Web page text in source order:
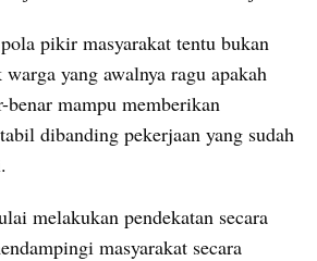
pikir masyarakat tentu bukan
yang awalnya ragu apakah
benar mampu memberikan
dibanding pekerjaan yang sudah
melakukan pendekatan secara
masyarakat secara